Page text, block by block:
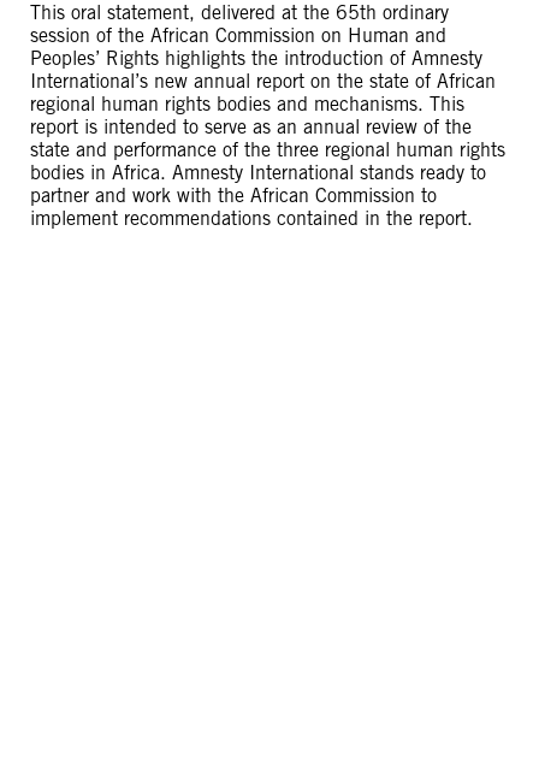
This oral statement, delivered at the 65th ordinary
session of the African Commission on Human and
Peoples’ Rights highlights the introduction of Amnesty
International’s new annual report on the state of African
regional human rights bodies and mechanisms. This
report is intended to serve as an annual review of the
state and performance of the three regional human rights
bodies in Africa. Amnesty International stands ready to
partner and work with the African Commission to
implement recommendations contained in the report.